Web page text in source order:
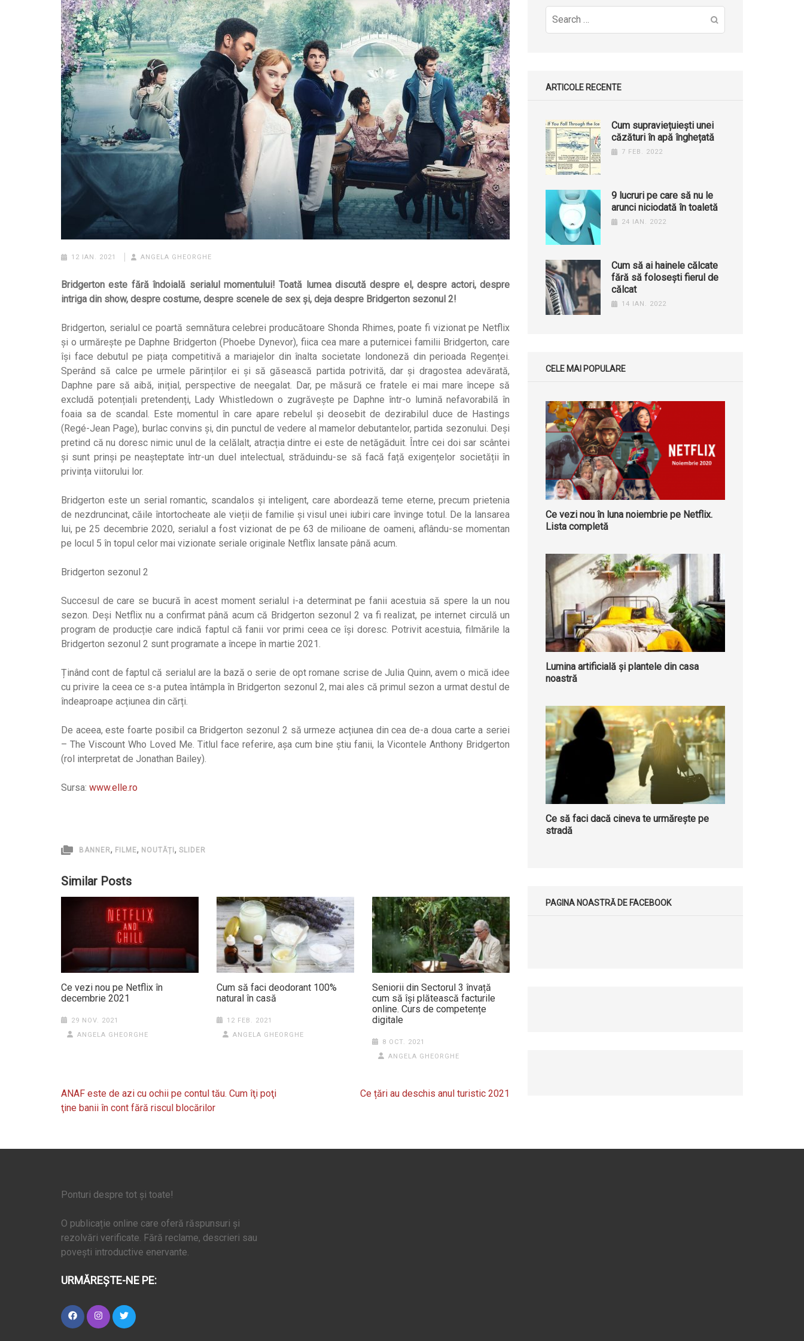
12 IAN. 2021 ANGELA GHEORGHE
Bridgerton este fără îndoială serialul momentului! Toată lumea discută despre el, despre actori, despre
intriga din show, despre costume, despre scenele de sex și, deja despre Bridgerton sezonul 2!
Bridgerton, serialul ce poartă semnătura celebrei producătoare Shonda Rhimes, poate fi vizionat pe Netflix
și o urmărește pe Daphne Bridgerton (Phoebe Dynevor), fiica cea mare a puternicei familii Bridgerton, care
își face debutul pe piața competitivă a mariajelor din înalta societate londoneză din perioada Regenței.
Sperând să calce pe urmele părinților ei și să găsească partida potrivită, dar și dragostea adevărată,
Daphne pare să aibă, inițial, perspective de neegalat. Dar, pe măsură ce fratele ei mai mare începe să
excludă potențiali pretendenți, Lady Whistledown o zugrăvește pe Daphne într-o lumină nefavorabilă în
foaia sa de scandal. Este momentul în care apare rebelul și deosebit de dezirabilul duce de Hastings
(Regé-Jean Page), burlac convins și, din punctul de vedere al mamelor debutantelor, partida sezonului. Deși
pretind că nu doresc nimic unul de la celălalt, atracția dintre ei este de netăgăduit. Între cei doi sar scântei
și sunt prinși pe neașteptate într-un duel intelectual, străduindu-se să facă față exigențelor societății în
privința viitorului lor.
Bridgerton este un serial romantic, scandalos și inteligent, care abordează teme eterne, precum prietenia
de nezdruncinat, căile întortocheate ale vieții de familie și visul unei iubiri care învinge totul. De la lansarea
lui, pe 25 decembrie 2020, serialul a fost vizionat de pe 63 de milioane de oameni, aflându-se momentan
pe locul 5 în topul celor mai vizionate seriale originale Netflix lansate până acum.
Bridgerton sezonul 2
Succesul de care se bucură în acest moment serialul i-a determinat pe fanii acestuia să spere la un nou
sezon. Deși Netflix nu a confirmat până acum că Bridgerton sezonul 2 va fi realizat, pe internet circulă un
program de producție care indică faptul că fanii vor primi ceea ce își doresc. Potrivit acestuia, filmările la
Bridgerton sezonul 2 sunt programate a începe în martie 2021.
Ținând cont de faptul că serialul are la bază o serie de opt romane scrise de Julia Quinn, avem o mică idee
cu privire la ceea ce s-a putea întâmpla în Bridgerton sezonul 2, mai ales că primul sezon a urmat destul de
îndeaproape acțiunea din cărți.
De aceea, este foarte posibil ca Bridgerton sezonul 2 să urmeze acțiunea din cea de-a doua carte a seriei
– The Viscount Who Loved Me. Titlul face referire, așa cum bine știu fanii, la Vicontele Anthony Bridgerton
(rol interpretat de Jonathan Bailey).
Sursa: www.elle.ro
BANNER, FILME, NOUTĂȚI , SLIDER
Similar Posts
Ce vezi nou pe Netflix în
decembrie 2021
29 NOV. 2021
ANGELA GHEORGHE
Cum să faci deodorant 100%
natural în casă
12 FEB. 2021
ANGELA GHEORGHE
Seniorii din Sectorul 3 învață
cum să își plătească facturile
online. Curs de competențe
digitale
8 OCT. 2021
ANGELA GHEORGHE
Navigare
în
ANAF este de azi cu ochii pe contul tău. Cum îţi poţi
ţine banii în cont fără riscul blocărilor
Ce țări au deschis anul turistic 2021
Search
for:
ARTICOLE RECENTE
Cum supraviețuiești unei
căzături în apă înghețată
7 FEB. 2022
9 lucruri pe care să nu le
arunci niciodată în toaletă
24 IAN. 2022
Cum să ai hainele călcate
fără să folosești fierul de
călcat
14 IAN. 2022
CELE MAI POPULARE
Ce vezi nou în luna noiembrie pe Netflix.
Lista completă
Lumina artificială și plantele din casa
noastră
Ce să faci dacă cineva te urmărește pe
stradă
PAGINA NOASTRĂ DE FACEBOOK
Ponturi despre tot și toate!
O publicație online care oferă răspunsuri și
rezolvări verificate. Fără reclame, descrieri sau
povești introductive enervante.
URMĂREȘTE-NE PE: